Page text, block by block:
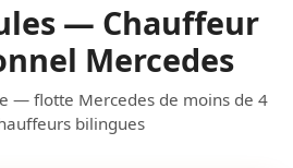
— Chauffeur
Mercedes
— flotte Mercedes de moins de 4
bilingues